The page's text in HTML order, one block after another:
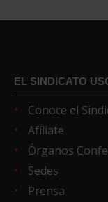
EL SINDICATO
Conoce el
Afíliate
Órganos
Sedes
Prensa